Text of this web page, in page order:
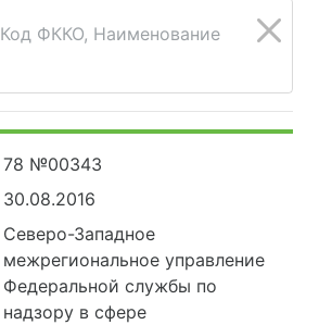
ФККО, Наименование
78 №00343
30.08.2016
Северо-Западное
межрегиональное управление
Федеральной службы по
надзору в сфере